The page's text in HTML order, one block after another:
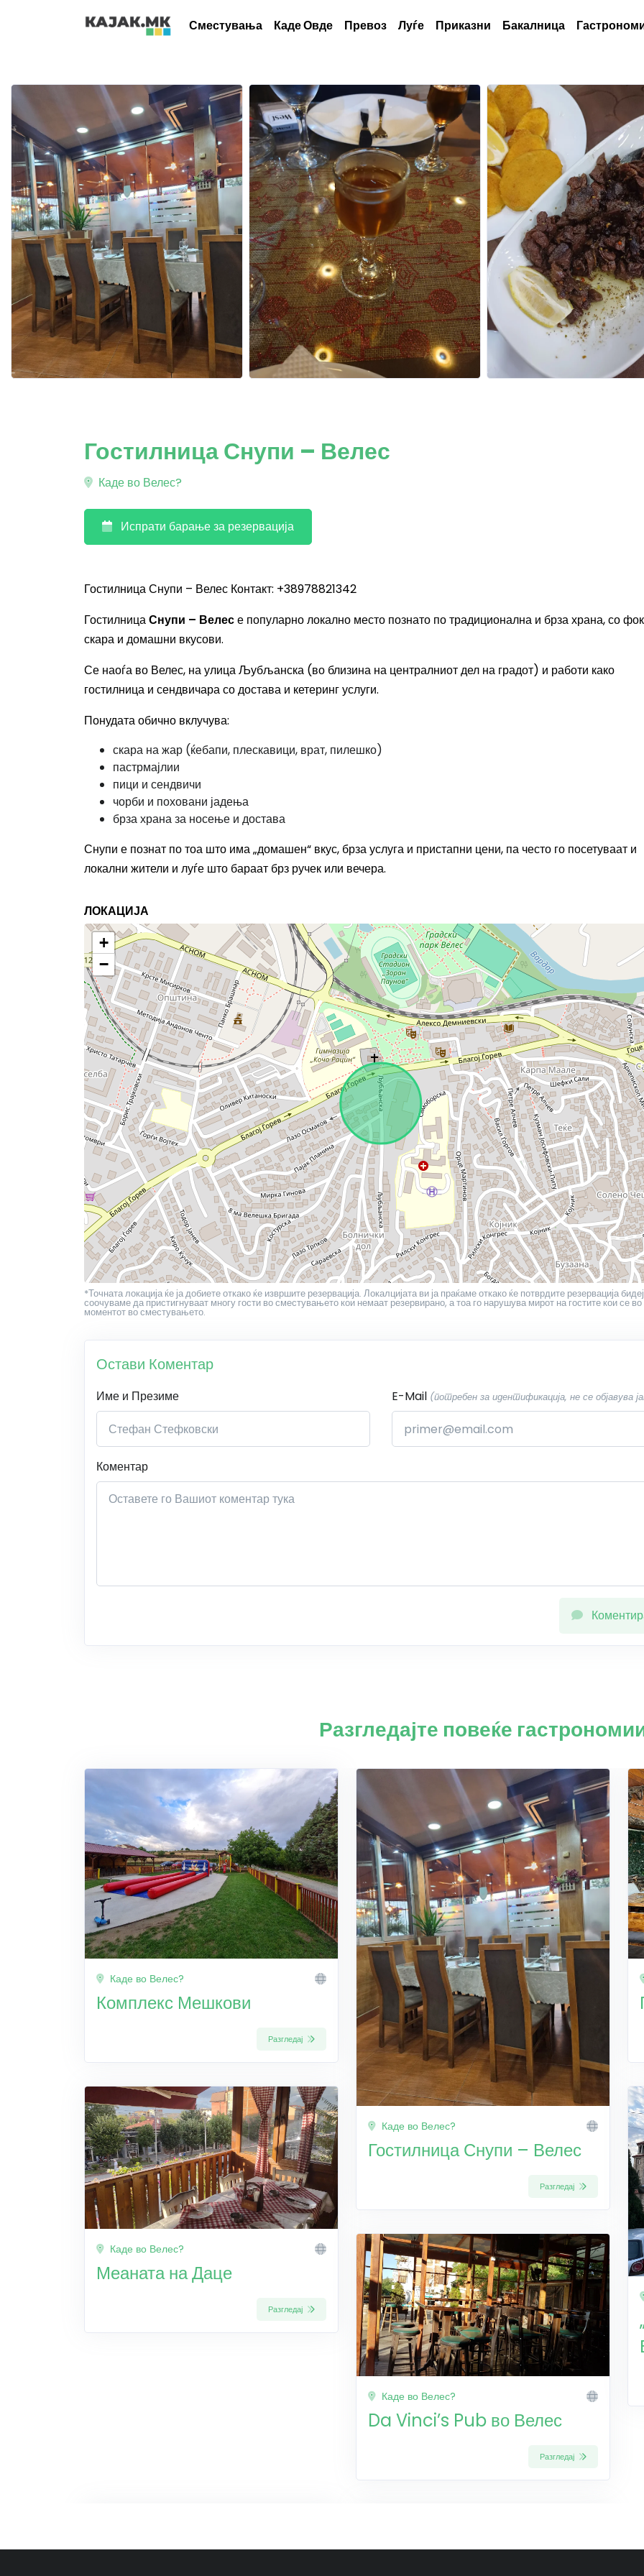
Сместувања Каде Овде Превоз Луѓе Приказни Бакалница
Гостилница Снупи – Велес
Каде во Велес?
Испрати барање за резервација
Гостилница Снупи – Велес Контакт: +38978821342
ГостилницаСнупи – Велесе популарно локално место познато по традиционална и брза храна, со
скара и домашни вкусови.
Се наоѓа во Велес, на улица Љубљанска (во близина на централниот дел на градот) и работи како
гостилница и сендвичара со достава и кетеринг услуги.
Понудата обично вклучува:
скара на жар (ќебапи, плескавици, врат, пилешко)
пастрмајлии
пици и сендвичи
чорби и поховани јадења
брза храна за носење и достава
Снупи е познат по тоа што има „домашен“ вкус, брза услуга и пристапни цени, па често го посетуваат и
локални жители и луѓе што бараат брз ручек или вечера.
ЛОКАЦИЈА
+
−
*Точната локација ќе ја добиете откако ќе извршите резервација. Локалцијата ви ја праќаме откако ќе потврдите резервација
соочуваме да пристигнуваат многу гости во сместувањето кои немаат резервирано, а тоа го нарушува мирот на гостите кои се во
моментот во сместувањето.
Остави Коментар
Име и Презиме E-Mail (потребен за идентификација, не се објавува
Коментар
Разгледајте повеќе
Каде во Велес?
Комплекс Мешкови
Разгледај
Каде во Велес?
Меаната на Даце
Разгледај
Каде во Велес?
Гостилница Снупи – Велес
Разгледај
Каде во Велес?
Da Vinci’s Pub во Велес
Разгледај